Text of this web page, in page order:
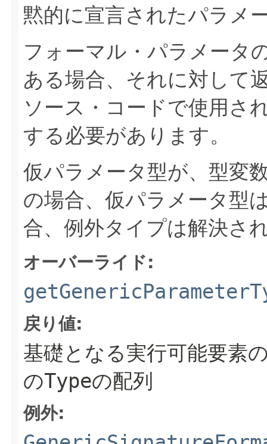
黙的に宣言されたパラメ
フォーマル・パラメータ
ある場合、それに対して
ソース・コードで使用さ
する必要があります。
仮パラメータ型が、型変
の場合、仮パラメータ型
合、例外タイプは解決さ
オーバーライド:
戻り値:
基礎となる実行可能要素
のTypeの配列
例外: